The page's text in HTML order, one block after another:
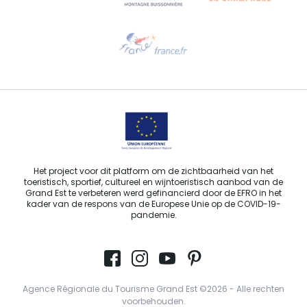
Stuur ons een e-mail
Het project voor dit platform om de zichtbaarheid van het
toeristisch, sportief, cultureel en wijntoeristisch aanbod van de
Grand Est te verbeteren werd gefinancierd door de EFRO in het
kader van de respons van de Europese Unie op de COVID-19-
pandemie.
Agence Régionale du Tourisme Grand Est ©2026 - Alle rechten
voorbehouden.